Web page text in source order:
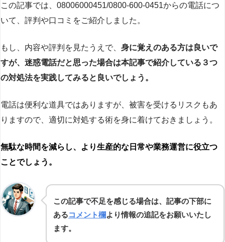
この記事では、08006000451/0800-600-0451からの電話につ
いて、評判や口コミをご紹介しました。
もし、内容や評判を見たうえで、 身に覚えのある方は良いで
すが、迷惑電話だと思った場合は本記事で紹介している３つ
の対処法を実践してみると良いでしょう。
電話は便利な道具ではありますが、被害を受けるリスクもあ
りますので、適切に対処する術を身に着けておきましょう。
無駄な時間を減らし、より生産的な日常や業務運営に役立つ
ことでしょう。
この記事で不足を感じる場合は、記事の下部に
あるコメント欄より情報の追記をお願いいたし
ます。